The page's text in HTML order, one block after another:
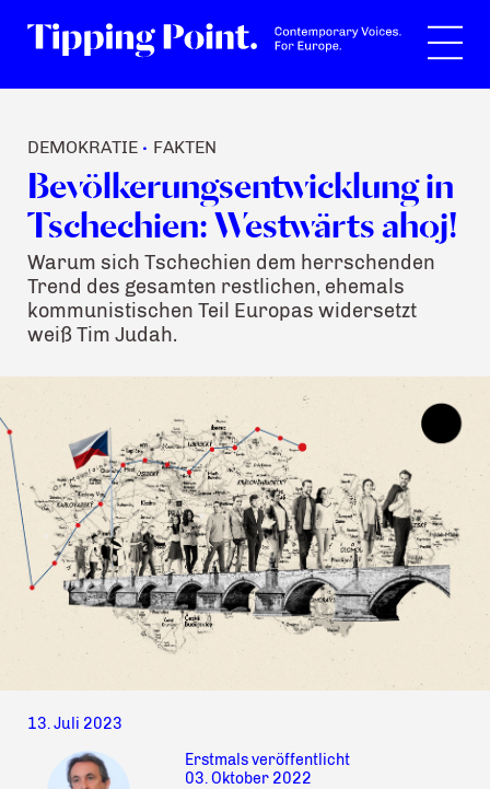
DEMOKRATIE • FAKTEN
Bevölkerungsentwicklung in
Tschechien: Westwärts ahoj!
Warum sich Tschechien dem herrschenden
Trend des gesamten restlichen, ehemals
kommunistischen Teil Europas widersetzt
weiß Tim Judah.
13. Juli 2023
Erstmals veröffentlicht
03. Oktober 2022